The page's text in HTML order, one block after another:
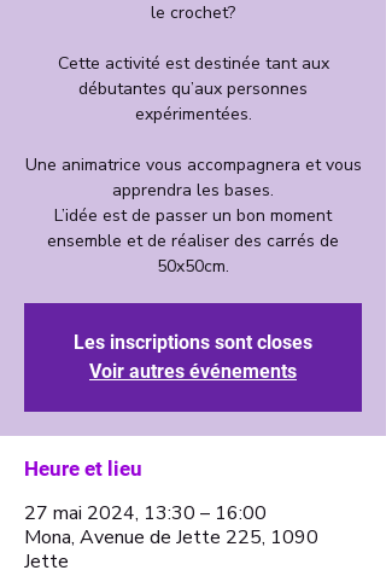
le crochet?
Cette activité est destinée tant aux
débutantes qu’aux personnes
expérimentées.
Une animatrice vous accompagnera et vous
apprendra les bases.
L’idée est de passer un bon moment
ensemble et de réaliser des carrés de
Les inscriptions sont closes
Voir autres événements
Heure et lieu
27 mai 2024, 13:30 – 16:00
Mona, Avenue de Jette 225, 1090
Jette